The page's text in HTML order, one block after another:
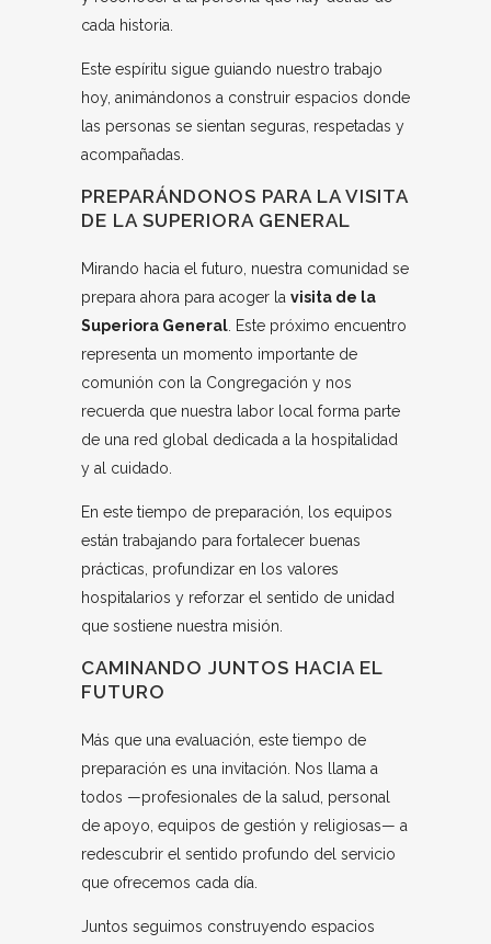
cada historia.
Este espíritu sigue guiando nuestro trabajo
hoy, animándonos a construir espacios donde
las personas se sientan seguras, respetadas y
acompañadas.
PREPARÁNDONOS PARA LA VISITA
DE LA SUPERIORA GENERAL
Mirando hacia el futuro, nuestra comunidad se
prepara ahora para acoger la visita de la
Superiora General . Este próximo encuentro
representa un momento importante de
comunión con la Congregación y nos
recuerda que nuestra labor local forma parte
de una red global dedicada a la hospitalidad
y al cuidado.
En este tiempo de preparación, los equipos
están trabajando para fortalecer buenas
prácticas, profundizar en los valores
hospitalarios y reforzar el sentido de unidad
que sostiene nuestra misión.
CAMINANDO JUNTOS HACIA EL
FUTURO
Más que una evaluación, este tiempo de
preparación es una invitación. Nos llama a
todos —profesionales de la salud, personal
de apoyo, equipos de gestión y religiosas— a
redescubrir el sentido profundo del servicio
que ofrecemos cada día.
Juntos seguimos construyendo espacios